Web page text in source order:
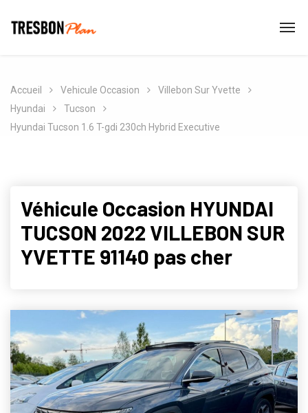
Accueil Vehicule Occasion
Villebon Sur Yvette
Hyundai
Tucson
Hyundai Tucson 1.6 T-gdi 230ch Hybrid Executive
Véhicule Occasion HYUNDAI
TUCSON 2022 VILLEBON SUR
YVETTE 91140 pas cher